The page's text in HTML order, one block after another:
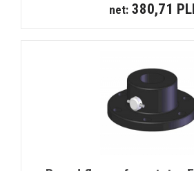
net:380,71